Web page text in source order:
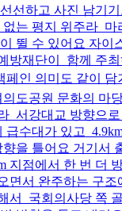
선하고 사진 남기
없는 평지 위주라 마
뛸 수 있어요 자이
방재단이 함께 주
페인 의미도 같이
의도공원 문화의 마
서강대교 방향으로
급수대가 있고
을 틀어요 거기서
지점에서 한 번 더
면서 완주하는 구조
서 국회의사당 쪽